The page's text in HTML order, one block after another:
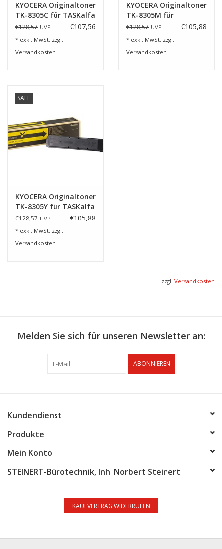
KYOCERA Originaltoner
TK-8305C für TASKalfa
3050ci
€128,57 UVP €107,56
* exkl. MwSt. zzgl.
Versandkosten
KYOCERA Originaltoner
TK-8305M für
TASKalfa 3050ci
€128,57 UVP €105,88
* exkl. MwSt. zzgl.
Versandkosten
SALE
KYOCERA Originaltoner
TK-8305Y für TASKalfa
3050ci
€128,57 UVP €105,88
* exkl. MwSt. zzgl.
Versandkosten
zzgl. Versandkosten
Melden Sie sich für unseren Newsletter an:
ABONNIEREN
Kundendienst
Produkte
Mein Konto
STEINERT-Bürotechnik, Inh. Norbert Steinert
KAUFVERTRAG WIDERRUFEN